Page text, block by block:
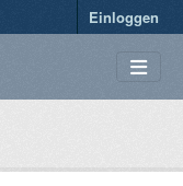
Einloggen